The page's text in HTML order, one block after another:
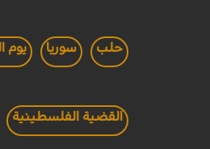
حلب سوريا يوم
القضية الفلسطينية